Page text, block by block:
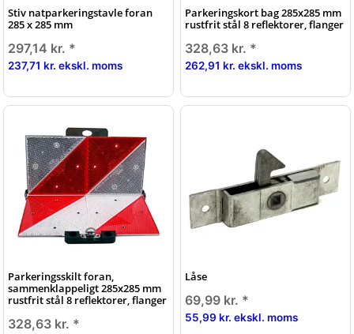
Stiv natparkeringstavle foran
285 x 285 mm
297,14 kr. *
237,71 kr. ekskl. moms
Parkeringskort bag 285x285 mm
rustfrit stål 8 reflektorer, flanger
328,63 kr. *
262,91 kr. ekskl. moms
Parkeringsskilt foran,
sammenklappeligt 285x285 mm
rustfrit stål 8 reflektorer, flanger
328,63 kr. *
Låse
69,99 kr. *
55,99 kr. ekskl. moms